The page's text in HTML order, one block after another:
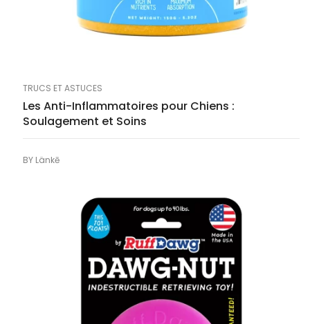
TRUCS ET ASTUCES
Les Anti-Inflammatoires pour Chiens :
Soulagement et Soins
BY Länkē